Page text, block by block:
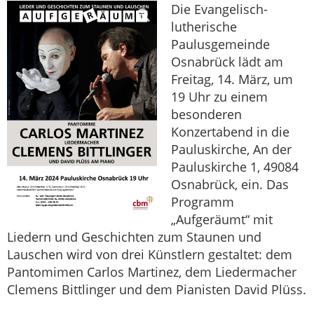
Die Evangelisch-
lutherische
Paulusgemeinde
Osnabrück lädt am
Freitag, 14. März, um
19 Uhr zu einem
besonderen
Konzertabend in die
Pauluskirche, An der
Pauluskirche 1, 49084
Osnabrück, ein. Das
Programm
„Aufgeräumt“ mit
Liedern und Geschichten zum Staunen und
Lauschen wird von drei Künstlern gestaltet: dem
Pantomimen Carlos Martinez, dem Liedermacher
Clemens Bittlinger und dem Pianisten David Plüss.